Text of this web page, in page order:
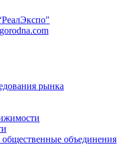
рынка
объединения